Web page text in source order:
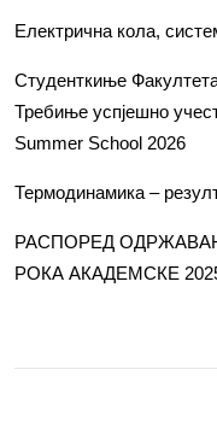
Електрична кола,
Студенткиње
Требиње успјешно
Summer School 2026
Термодинамика –
РАСПОРЕД
РОКА АКАДЕМСКЕ